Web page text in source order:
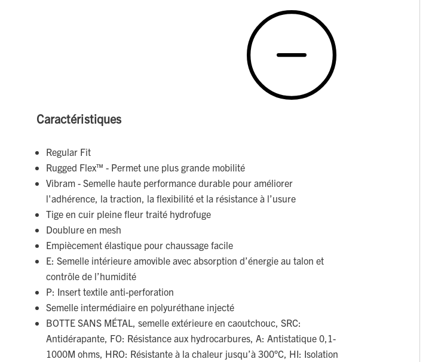
Caractéristiques
Regular Fit
Rugged Flex™ - Permet une plus grande mobilité
Vibram - Semelle haute performance durable pour améliorer
l'adhérence, la traction, la flexibilité et la résistance à l’usure
Tige en cuir pleine fleur traité hydrofuge
Doublure en mesh
Empiècement élastique pour chaussage facile
E: Semelle intérieure amovible avec absorption d’énergie au talon et
contrôle de l’humidité
P: Insert textile anti-perforation
Semelle intermédiaire en polyuréthane injecté
BOTTE SANS MÉTAL, semelle extérieure en caoutchouc, SRC:
Antidérapante, FO: Résistance aux hydrocarbures, A: Antistatique 0,1-
1000M ohms, HRO: Résistante à la chaleur jusqu’à 300°C, HI: Isolation